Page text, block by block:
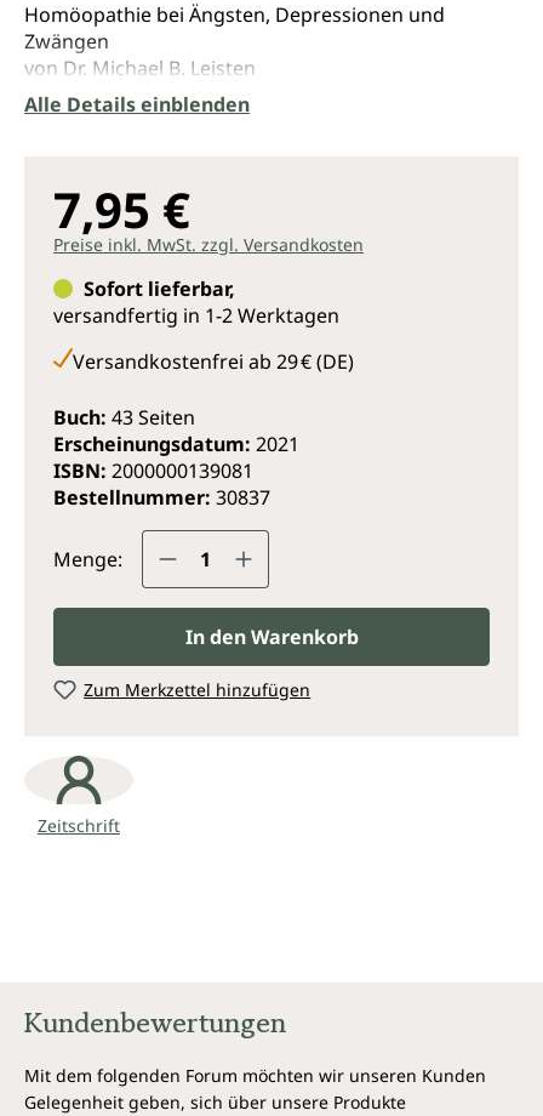
Homöopathie bei Ängsten, Depressionen und
Zwängen
von Dr. Michael B. Leisten
Angsterkrankungen mit REVT behandeln
Die homöopathische Behandlung von AD(H)S und
Entwicklungsstörungen bei Kindern
von Dr. Michael B. Leisten
Angst in der homöopathischen Praxis
von Prof. Dr. Ulrich Bartmann
und weitere..
Alle Details einblenden
7,95 €
Preise inkl. MwSt. zzgl. Versandkosten
Sofort lieferbar,
versandfertig in 1-2 Werktagen
Versandkostenfrei ab 29 € (DE)
Buch: 43 Seiten
Erscheinungsdatum: 2021
ISBN: 2000000139081
Bestellnummer: 30837
Menge: Produkt Anzahl: Gib den
In den Warenkorb
Zum Merkzettel hinzufügen
Zeitschrift
Kundenbewertungen
Mit dem folgenden Forum möchten wir unseren Kunden
Gelegenheit geben, sich über unsere Produkte